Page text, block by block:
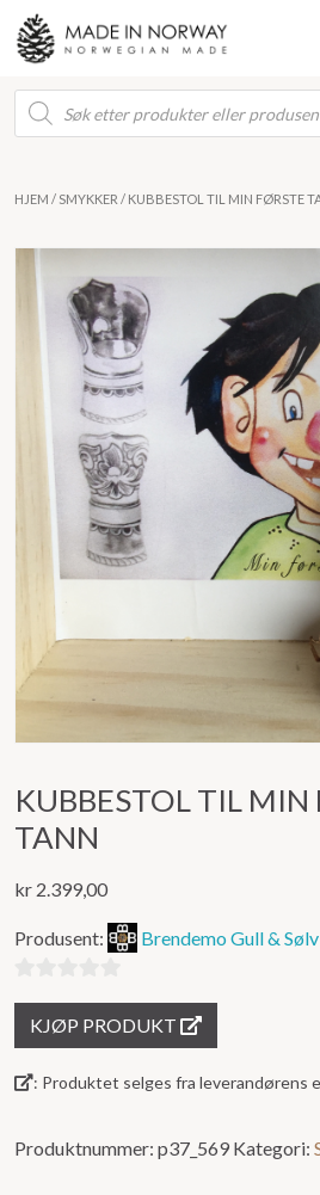
Products
search
HJEM / SMYKKER / KUBBESTOL TIL MIN FØRSTE
KUBBESTOL TIL MIN
TANN
kr 2.399,00
Produsent: Brendemo Gull & Sølv
5
KJØP PRODUKT
: Produktet selges fra leverandørens
Produktnummer: p37_569 Kategori: